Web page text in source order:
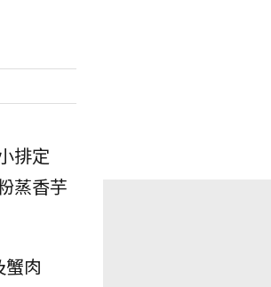
排定
蒸香芋
肉